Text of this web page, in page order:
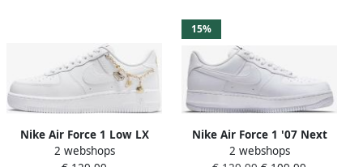
Nike Air Force 1 Low LX
White Pendant DD1525-100
2 webshops
15%
Nike Air Force 1 '07 Next
Nature Damesschoenen
2 webshops